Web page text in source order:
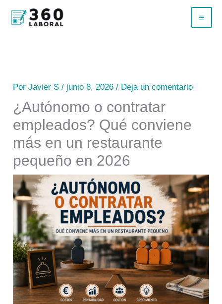
PorJavier S/ junio 8, 2026/ Deja un comentario
¿Autónomo o contratar
empleados? Qué conviene
más en un restaurante
pequeño en 2026
B
u
r